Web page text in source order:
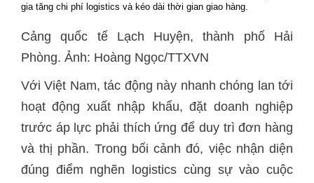
gia tăng chi phí logistics và kéo dài thời gian giao hàng.
Cảng quốc tế Lạch Huyện, thành phố Hải
Phòng. Ảnh: Hoàng Ngọc/TTXVN
Với Việt Nam, tác động này nhanh chóng lan tới
hoạt động xuất nhập khẩu, đặt doanh nghiệp
trước áp lực phải thích ứng để duy trì đơn hàng
và thị phần. Trong bối cảnh đó, việc nhận diện
đúng điểm nghẽn logistics cùng sự vào cuộc